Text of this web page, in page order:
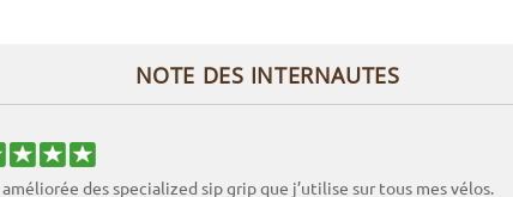
NOTE DES INTERNAUTES
des specialized sip grip que j’utilise sur tous mes vélos.